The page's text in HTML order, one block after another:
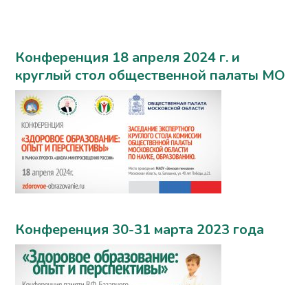
Конференция 18 апреля 2024 г. и
круглый стол общественной палаты МО
Конференция 30-31 марта 2023 года